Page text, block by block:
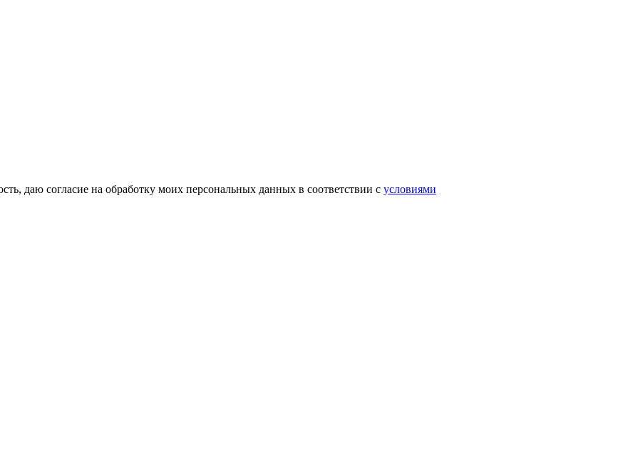
даю согласие на обработку моих персональных данных в соответствии с условиями